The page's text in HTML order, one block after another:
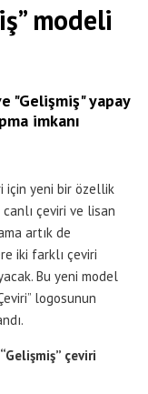
modeli
"Gelişmiş" yapay
imkanı
için yeni bir özellik
çeviri ve lisan
artık de
iki farklı çeviri
Bu yeni model
logosunun
çeviri